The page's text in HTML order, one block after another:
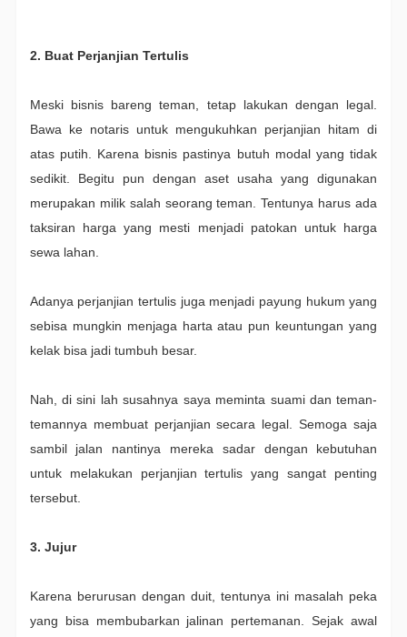
2. Buat Perjanjian Tertulis
Meski bisnis bareng teman, tetap lakukan dengan legal.
Bawa ke notaris untuk mengukuhkan perjanjian hitam di
atas putih. Karena bisnis pastinya butuh modal yang tidak
sedikit. Begitu pun dengan aset usaha yang digunakan
merupakan milik salah seorang teman. Tentunya harus ada
taksiran harga yang mesti menjadi patokan untuk harga
sewa lahan.
Adanya perjanjian tertulis juga menjadi payung hukum yang
sebisa mungkin menjaga harta atau pun keuntungan yang
kelak bisa jadi tumbuh besar.
Nah, di sini lah susahnya saya meminta suami dan teman-
temannya membuat perjanjian secara legal. Semoga saja
sambil jalan nantinya mereka sadar dengan kebutuhan
untuk melakukan perjanjian tertulis yang sangat penting
tersebut.
3. Jujur
Karena berurusan dengan duit, tentunya ini masalah peka
yang bisa membubarkan jalinan pertemanan. Sejak awal